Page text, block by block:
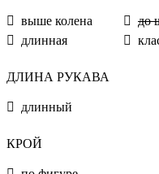
выше колена
длинная
до
ДЛИНА РУКАВА
длинный
КРОЙ